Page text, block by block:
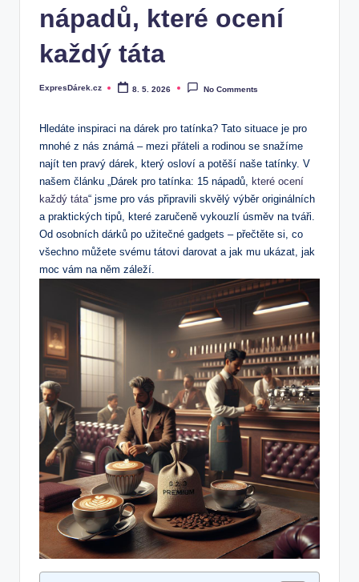
nápadů, které ocení
každý táta
Posted
ExpresDárek.cz 8. 5. 2026 No Comments
Hledáte inspiraci na dárek ‌pro tatínka? Tato ‍situace ⁢je pro
mnohé z nás známá⁢ – mezi ​přáteli‍ a ⁣rodinou se snažíme
najít ⁢ten ‌pravý dárek, který osloví a potěší naše tatínky.​ V
⁢našem⁣ článku „Dárek pro ⁢tatínka: 15 nápadů, které ocení
každý táta“ jsme pro vás připravili‍ skvělý⁤ výběr originálních
a praktických tipů, které zaručeně​ vykouzlí úsměv na tváři.
Od ​osobních dárků po​ užitečné gadgets⁤ – přečtěte si, co
všechno můžete svému tátovi darovat a⁤ jak mu ukázat, jak⁣
moc vám ‍na něm záleží.